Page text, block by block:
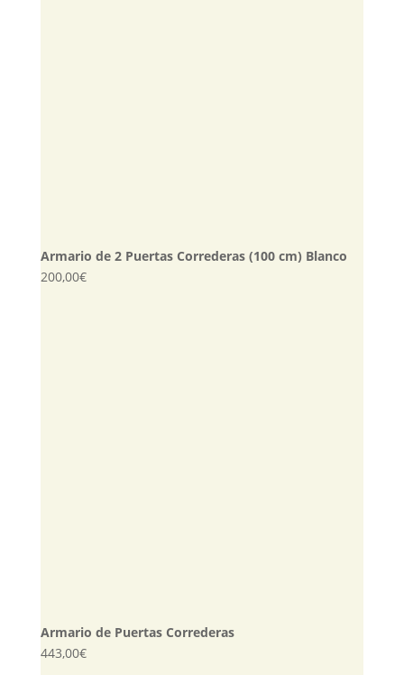
Armario de 2 Puertas Correderas (100 cm) Blanco
200,00€
Armario de Puertas Correderas
443,00€